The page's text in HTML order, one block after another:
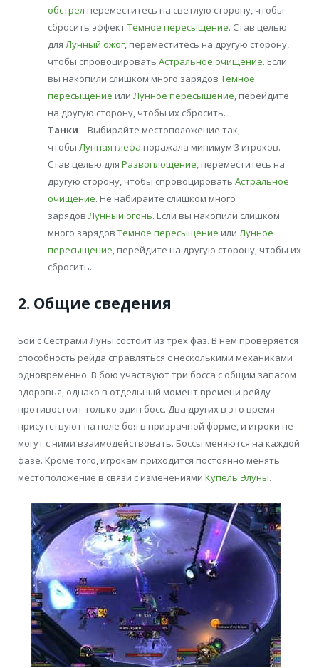
обстрел переместитесь на светлую сторону, чтобы
сбросить эффектТемное пересыщение. Став целью
для Лунный ожог, переместитесь на другую сторону,
чтобы спровоцировать Астральное очищение. Если
вы накопили слишком много зарядов Темное
пересыщение или Лунное пересыщение, перейдите
на другую сторону, чтобы их сбросить.
Танки – Выбирайте местоположение так,
чтобы Лунная глефа поражала минимум 3 игроков.
Став целью для Развоплощение, переместитесь на
другую сторону, чтобы спровоцировать Астральное
очищение. Не набирайте слишком много
зарядов Лунный огонь. Если вы накопили слишком
много зарядов Темное пересыщение или Лунное
пересыщение, перейдите на другую сторону, чтобы их
сбросить.
2. Общие сведения
Бой с Сестрами Луны состоит из трех фаз. В нем проверяется
способность рейда справляться с несколькими механиками
одновременно. В бою участвуют три босса с общим запасом
здоровья, однако в отдельный момент времени рейду
противостоит только один босс. Два других в это время
присутствуют на поле боя в призрачной форме, и игроки не
могут с ними взаимодействовать. Боссы меняются на каждой
фазе. Кроме того, игрокам приходится постоянно менять
местоположение в связи с изменениями Купель Элуны.